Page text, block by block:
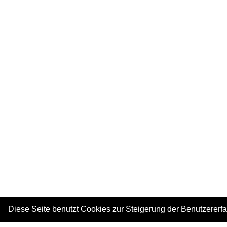
Diese Seite benutzt Cookies zur Steigerung der